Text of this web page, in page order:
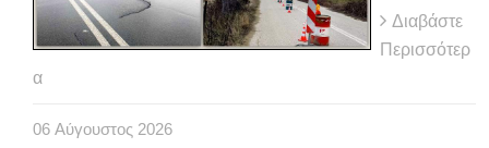
Διαβάστε
Περισσότερ
α
06 Αύγουστος 2026